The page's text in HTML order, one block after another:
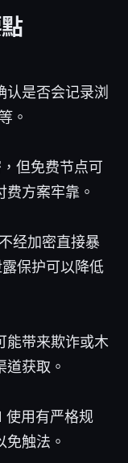
认是否会记录浏
。
但免费节点可
方案牢靠。
经加密直接暴
保护可以降低
能带来欺诈或木
获取。
使用有严格规
触法。